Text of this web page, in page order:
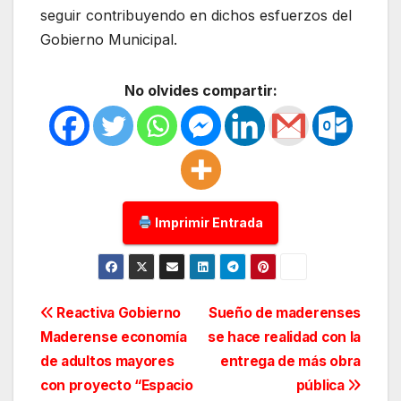
seguir contribuyendo en dichos esfuerzos del
Gobierno Municipal.
No olvides compartir:
Imprimir Entrada
Navegación
de
entradas
Sueño de maderenses
se hace realidad con la
entrega de más obra
pública
Reactiva Gobierno
Maderense economía
de adultos mayores
con proyecto “Espacio